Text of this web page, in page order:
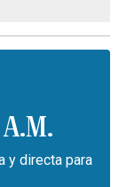
y directa para